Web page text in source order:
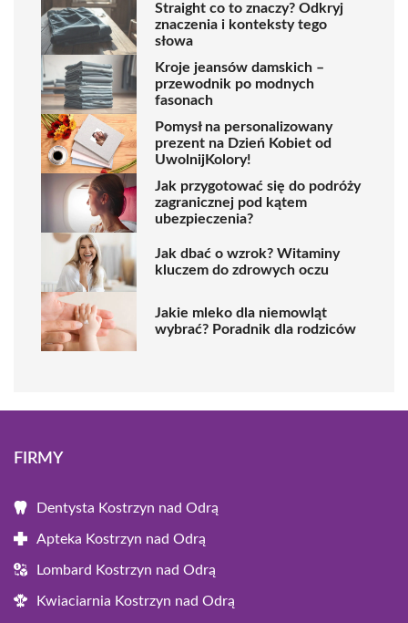
Straight co to znaczy? Odkryj
znaczenia i konteksty tego
słowa
Kroje jeansów damskich –
przewodnik po modnych
fasonach
Pomysł na personalizowany
prezent na Dzień Kobiet od
UwolnijKolory!
Jak przygotować się do podróży
zagranicznej pod kątem
ubezpieczenia?
Jak dbać o wzrok? Witaminy
kluczem do zdrowych oczu
Jakie mleko dla niemowląt
wybrać? Poradnik dla rodziców
FIRMY
Dentysta Kostrzyn nad Odrą
Apteka Kostrzyn nad Odrą
Lombard Kostrzyn nad Odrą
Kwiaciarnia Kostrzyn nad Odrą